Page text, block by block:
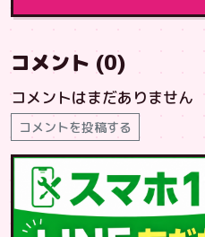
コメント (0)
コメントはまだありません
コメントを投稿する